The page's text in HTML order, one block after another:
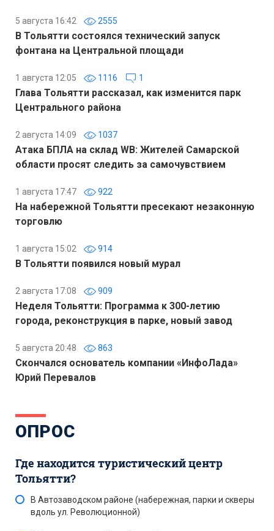
5 августа 16:42 2555
В Тольятти состоялся технический запуск
фонтана на Центральной площади
1 августа 12:05 1116 1
Глава Тольятти рассказал, как изменится парк
Центрального района
2 августа 14:09 1037
Атака БПЛА на склад WB: Жителей Самарской
области просят следить за самочувствием
1 августа 17:47 922
На набережной Тольятти пресекают незаконную
торговлю
1 августа 15:02 914
В Тольятти появился новый мурал
2 августа 17:08 909
Неделя Тольятти: Программа к 300-летию
города, реконструкция в парке, новый завод
5 августа 20:48 863
Скончался основатель компании «ИнфоЛада»
Юрий Перевалов
ОПРОС
Где находится туристический центр
Тольятти?
В Автозаводском районе (набережная, парки и скверы
вдоль ул. Революционной)